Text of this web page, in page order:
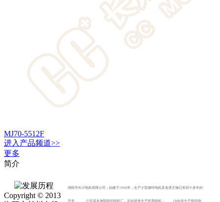
MJ70-5512F
进入 产品频道>>
更多
简介
海阳市长川电机有限公司，始建于1968年，生产小型微特电机及各类主轴已有四十多年的
历史。 公司原名海阳纺织电机厂，起始研发生产民用电机； 1980年生产纺织电
Copyright © 2013